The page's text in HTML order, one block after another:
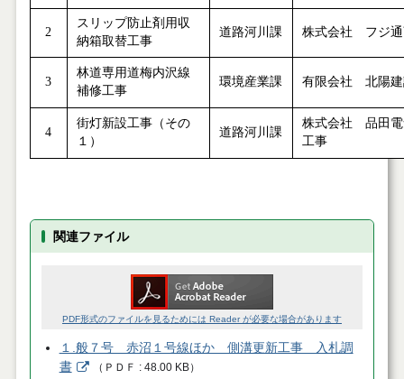
2
スリップ防止剤用収
納箱取替工事
道路河川課 株式会社 フジ通
3
林道専用道梅内沢線
補修工事
環境産業課 有限会社 北陽建
4
街灯新設工事（その
１）
道路河川課
株式会社 品田電
工事
関連ファイル
PDF形式のファイルを見るためには Reader が必要な場合があります
１.般７号 赤沼１号線ほか 側溝更新工事 入札調
書
（ ＰＤＦ 48.00 KB）